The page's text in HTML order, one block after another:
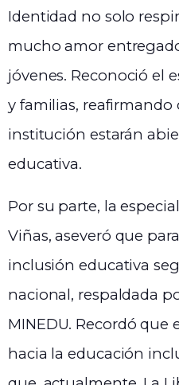
Identidad no solo
mucho amor
jóvenes. Reconoció el
y familias, reafirmando
institución estarán
educativa.
Por su parte, la
Viñas, aseveró que
inclusión educativa
nacional, respaldada
MINEDU. Recordó
hacia la educación